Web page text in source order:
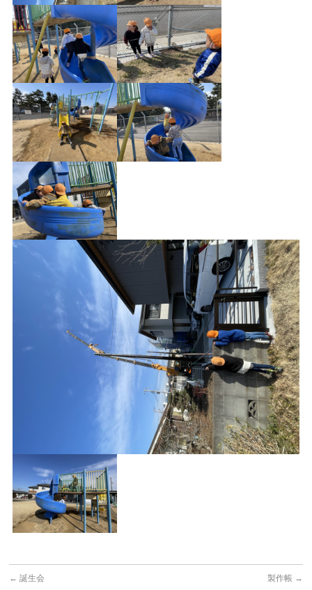
← 誕生会 製作帳 →